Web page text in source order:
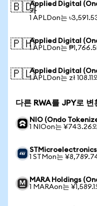
🇧🇩Applied Digital
카
1 APLDon는
🇵🇭Applied Digital
1 APLDon는
🇵🇱Applied Digital
1 APLDon는 zł 108.11
다른 RWA를 JPY로 변
NIO (Ondo
1 NIOon는 ¥743.26
STMicroelectronics
1 STMon는
MARA Holdings
1 MARAon는 ¥1,589.1